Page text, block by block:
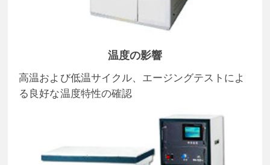
温度の影響
高温および低温サイクル、エージングテストによ
る良好な温度特性の確認